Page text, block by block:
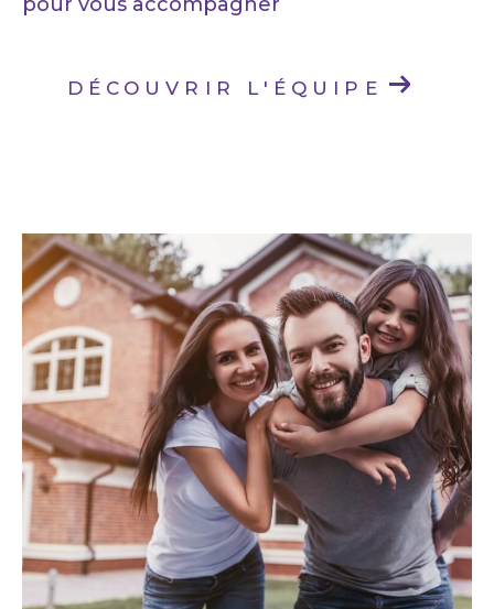
DÉCOUVRIR L'ÉQUIPE